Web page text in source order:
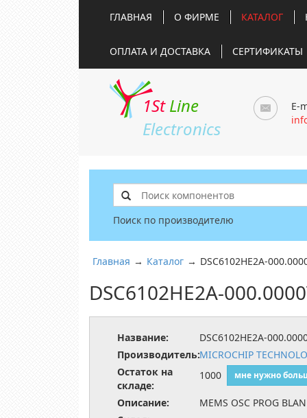
ГЛАВНАЯ О ФИРМЕ КАТАЛОГ
ОПЛАТА И ДОСТАВКА СЕРТИФИКАТЫ
1St Line
Electronics
E-
Поиск по производителю
Главная → Каталог → DSC6102HE2A-
DSC6102HE2A-
Название:
DSC6102HE2A-
Производитель:MICROCHIP
Остаток на
складе:
1000 мне нужно
Описание:
MEMS OSC PROG